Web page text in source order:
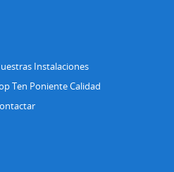
Instalaciones
Ten Poniente Calidad